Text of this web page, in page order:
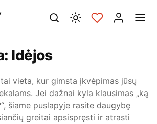
Idėjos
vieta, kur gimsta įkvėpimas jūsų
Jei dažnai kyla klausimas „ką
šiame puslapyje rasite daugybę
greitai apsispręsti ir atrasti